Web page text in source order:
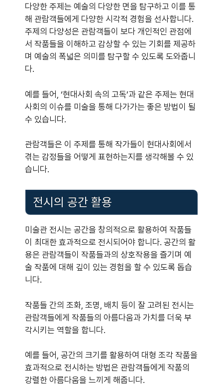
다양한 주제는 예술의 다양한 면을 탐구하고 이를 통
해 관람객들에게 다양한 시각적 경험을 선사합니다.
주제의 다양성은 관람객들이 보다 개인적인 관점에
서 작품들을 이해하고 감상할 수 있는 기회를 제공하
며 예술의 폭넓은 의미를 탐구할 수 있도록 도와줍니
다.
예를 들어, ‘현대사회 속의 고독’과 같은 주제는 현대
사회의 이슈를 미술을 통해 다가가는 좋은 방법이 될
수 있습니다.
관람객들은 이 주제를 통해 작가들이 현대사회에서
겪는 감정들을 어떻게 표현하는지를 생각해볼 수 있
습니다.
전시의 공간 활용
미술관 전시는 공간을 창의적으로 활용하여 작품들
이 최대한 효과적으로 전시되어야 합니다. 공간의 활
용은 관람객들이 작품들과의 상호작용을 즐기며 예
술 작품에 대해 깊이 있는 경험을 할 수 있도록 돕습
니다.
작품들 간의 조화, 조명, 배치 등이 잘 고려된 전시는
관람객들에게 작품들의 아름다움과 가치를 더욱 부
각시키는 역할을 합니다.
예를 들어, 공간의 크기를 활용하여 대형 조각 작품을
효과적으로 전시하는 방법은 관람객들에게 작품의
강렬한 아름다움을 느끼게 해줍니다.